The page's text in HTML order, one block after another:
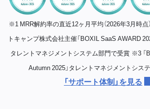
※1 MRR解約率の直近12ヶ月平均（2026年3月時点
トキャンプ株式会社主催「BOXIL SaaS AWARD
タレントマネジメントシステム部門で受賞 ※3 「
Autumn 2025」タレントマネジメントシス
「サポート体制」を見る